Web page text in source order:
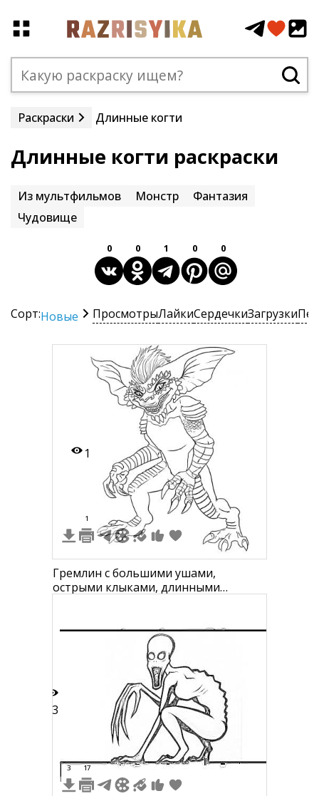
Раскраски Длинные когти
Длинные когти раскраски
Из мультфильмов Монстр
Фантазия
Чудовище
0 0 1 0 0
Сорт:Новые ПросмотрыЛайкиСердечкиЗагрузки
1
1
Гремлин с большими ушами,
острыми клыками, длинными
33
3 17